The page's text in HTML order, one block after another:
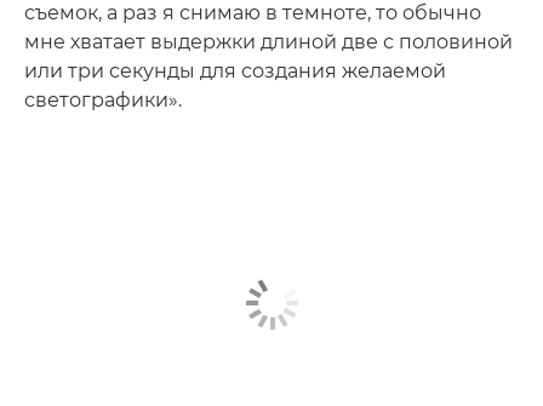
съемок, а раз я снимаю в темноте, то обычно
мне хватает выдержки длиной две с половиной
или три секунды для создания желаемой
светографики».